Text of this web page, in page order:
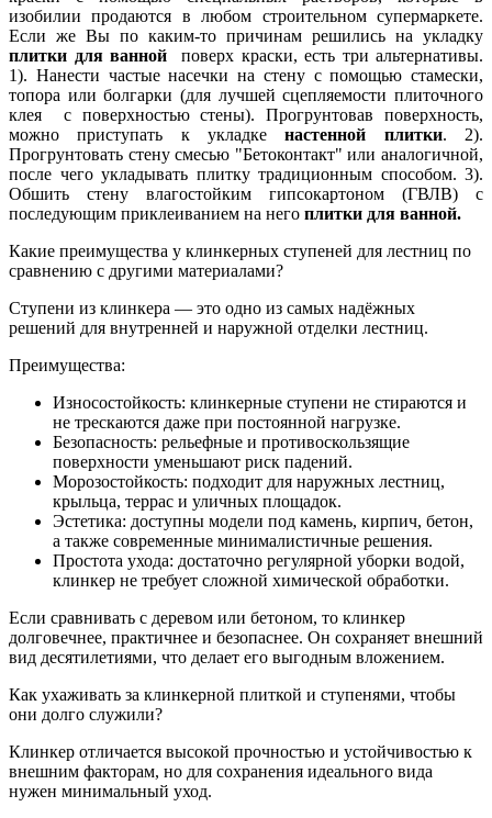
изобилии продаются в любом строительном супермаркете.
Если же Вы по каким-то причинам решились на укладку
плитки для ванной
поверх краски, есть три альтернативы.
1). Нанести частые насечки на стену с помощью стамески,
топора или болгарки (для лучшей сцепляемости плиточного
клея с поверхностью стены). Прогрунтовав поверхность,
можно приступать к укладкенастенной плитки. 2).
Прогрунтовать стену смесью "Бетоконтакт" или аналогичной,
после чего укладывать плитку традиционным способом. 3).
Обшить стену влагостойким гипсокартоном (ГВЛВ) с
последующим приклеиванием на него плитки для ванной.
Какие преимущества у клинкерных ступеней для лестниц по
сравнению с другими материалами?
Ступени из клинкера — это одно из самых надёжных
решений для внутренней и наружной отделки лестниц.
Преимущества:
Износостойкость: клинкерные ступени не стираются и
не трескаются даже при постоянной нагрузке.
Безопасность: рельефные и противоскользящие
поверхности уменьшают риск падений.
Морозостойкость: подходит для наружных лестниц,
крыльца, террас и уличных площадок.
Эстетика: доступны модели под камень, кирпич, бетон,
а также современные минималистичные решения.
Простота ухода: достаточно регулярной уборки водой,
клинкер не требует сложной химической обработки.
Если сравнивать с деревом или бетоном, то клинкер
долговечнее, практичнее и безопаснее. Он сохраняет внешний
вид десятилетиями, что делает его выгодным вложением.
Как ухаживать за клинкерной плиткой и ступенями, чтобы
они долго служили?
Клинкер отличается высокой прочностью и устойчивостью к
внешним факторам, но для сохранения идеального вида
нужен минимальный уход.